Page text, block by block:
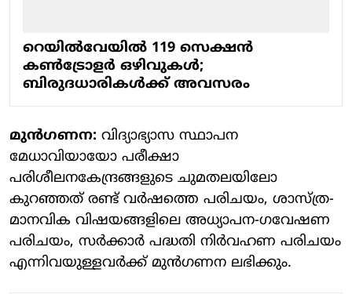
റെയിൽവേയിൽ 119 സെക്ഷൻ
കൺട്രോളർ ഒഴിവുകൾ;
ബിരുദധാരികൾക്ക് അവസരം
മുൻഗണന: വിദ്യാഭ്യാസ സ്ഥാപന
മേധാവിയായോ പരീക്ഷാ
പരിശീലനകേന്ദ്രങ്ങളുടെ ചുമതലയിലോ
കുറഞ്ഞത് രണ്ട് വർഷത്തെ പരിചയം, ശാസ്ത്ര-
മാനവിക വിഷയങ്ങളിലെ അധ്യാപന-ഗവേഷണ
പരിചയം, സർക്കാർ പദ്ധതി നിർവഹണ പരിചയം
എന്നിവയുള്ളവർക്ക് മുൻഗണന ലഭിക്കും.